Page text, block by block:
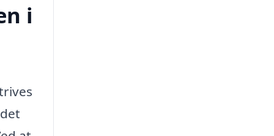
i